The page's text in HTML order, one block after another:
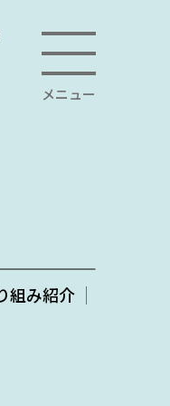
メニュー
組み紹介